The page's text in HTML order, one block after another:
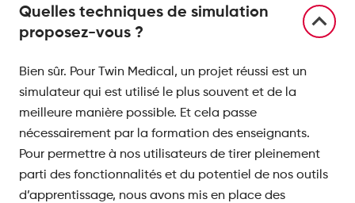
Quelles techniques de simulation
proposez-vous ?
Bien sûr. Pour Twin Medical, un projet réussi est un
simulateur qui est utilisé le plus souvent et de la
meilleure manière possible. Et cela passe
nécessairement par la formation des enseignants.
Pour permettre à nos utilisateurs de tirer pleinement
parti des fonctionnalités et du potentiel de nos outils
d’apprentissage, nous avons mis en place des